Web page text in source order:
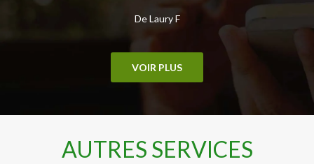
De Laury F
VOIR PLUS
AUTRES SERVICES